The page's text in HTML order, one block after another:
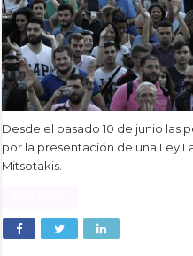
Desde el pasado 10 de junio las
por la presentación de una Ley
Mitsotakis.